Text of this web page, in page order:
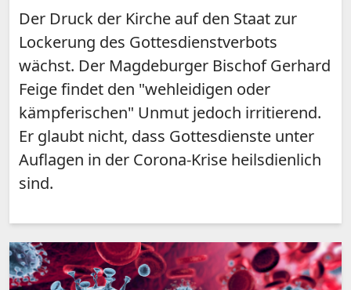
Der Druck der Kirche auf den Staat zur
Lockerung des Gottesdienstverbots
wächst. Der Magdeburger Bischof Gerhard
Feige findet den "wehleidigen oder
kämpferischen" Unmut jedoch irritierend.
Er glaubt nicht, dass Gottesdienste unter
Auflagen in der Corona-Krise heilsdienlich
sind.